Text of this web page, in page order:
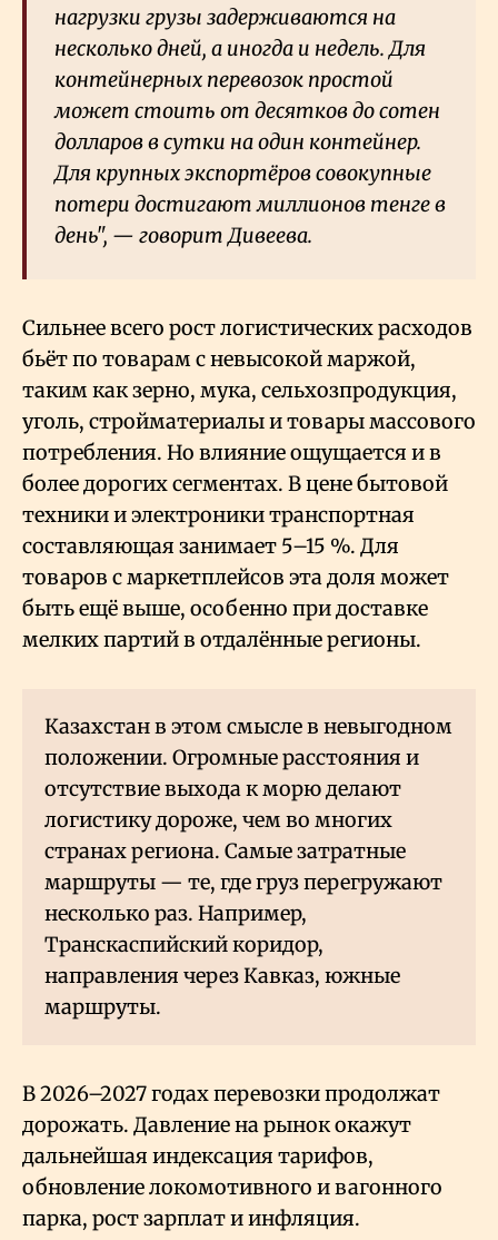
нагрузки грузы задерживаются на
несколько дней, а иногда и недель. Для
контейнерных перевозок простой
может стоить от десятков до сотен
долларов в сутки на один контейнер.
Для крупных экспортёров совокупные
потери достигают миллионов тенге в
день", — говорит Дивеева.
Сильнее всего рост логистических расходов
бьёт по товарам с невысокой маржой,
таким как зерно, мука, сельхозпродукция,
уголь, стройматериалы и товары массового
потребления. Но влияние ощущается и в
более дорогих сегментах. В цене бытовой
техники и электроники транспортная
составляющая занимает 5–15 %. Для
товаров с маркетплейсов эта доля может
быть ещё выше, особенно при доставке
мелких партий в отдалённые регионы.
Казахстан в этом смысле в невыгодном
положении. Огромные расстояния и
отсутствие выхода к морю делают
логистику дороже, чем во многих
странах региона. Самые затратные
маршруты — те, где груз перегружают
несколько раз. Например,
Транскаспийский коридор,
направления через Кавказ, южные
маршруты.
В 2026–2027 годах перевозки продолжат
дорожать. Давление на рынок окажут
дальнейшая индексация тарифов,
обновление локомотивного и вагонного
парка, рост зарплат и инфляция.